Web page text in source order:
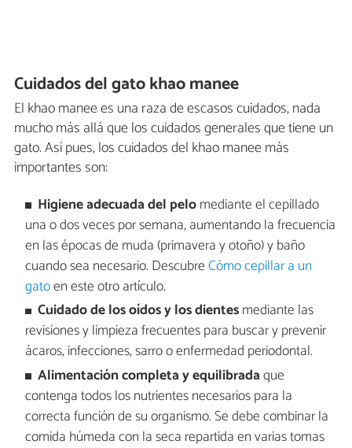
Cuidados del gato khao manee
El khao manee es una raza de escasos cuidados, nada
mucho más allá que los cuidados generales que tiene un
gato. Así pues, los cuidados del khao manee más
importantes son:
Higiene adecuada del pelomediante el cepillado
una o dos veces por semana, aumentando la frecuencia
en las épocas de muda (primavera y otoño) y baño
cuando sea necesario. DescubreCómo cepillar a un
gatoen este otro artículo.
Cuidado de los oídos y los dientesmediante las
revisiones y limpieza frecuentes para buscar y prevenir
ácaros, infecciones, sarro o enfermedad periodontal.
Alimentación completa y equilibradaque
contenga todos los nutrientes necesarios para la
correcta función de su organismo. Se debe combinar la
comida húmeda con la seca repartida en varias tomas